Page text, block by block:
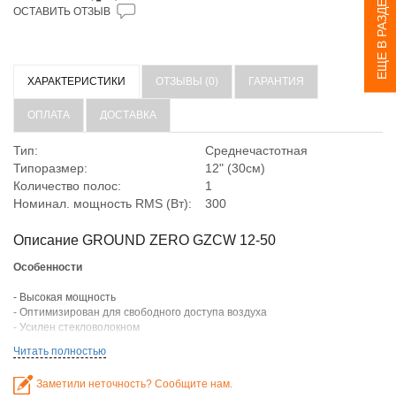
ЕЩЕ В РАЗДЕЛЕ
ОСТАВИТЬ ОТЗЫВ
ХАРАКТЕРИСТИКИ ОТЗЫВЫ (0) ГАРАНТИЯ
ОПЛАТА ДОСТАВКА
Тип:
Среднечастотная
Типоразмер:
12" (30см)
Количество полос:
1
Номинал. мощность RMS (Вт):
300
Описание GROUND ZERO GZCW 12-50
Особенности
- Высокая мощность
- Оптимизирован для свободного доступа воздуха
- Усилен стекловолокном
- 2-слойная звуковая катушка с 2" медным проводом
Читать полностью
Заметили неточность? Сообщите нам.